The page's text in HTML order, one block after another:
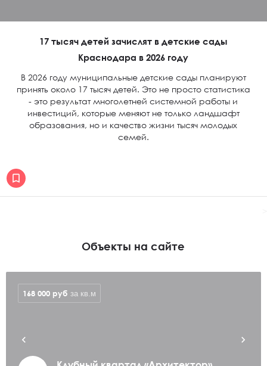
17 тысяч детей зачислят в детские сады
Краснодара в 2026 году
В 2026 году муниципальные детские сады планируют
принять около 17 тысяч детей. Это не просто статистика
- это результат многолетней системной работы и
инвестиций, которые меняют не только ландшафт
образования, но и качество жизни тысяч молодых
семей.
Объекты на сайте
168 000 руб за кв.м